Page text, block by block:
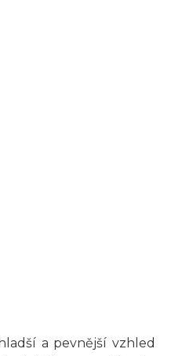
a pevnější vzhled